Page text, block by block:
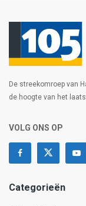
De streekomroep van
de hoogte van het
VOLG ONS OP
Categorieën